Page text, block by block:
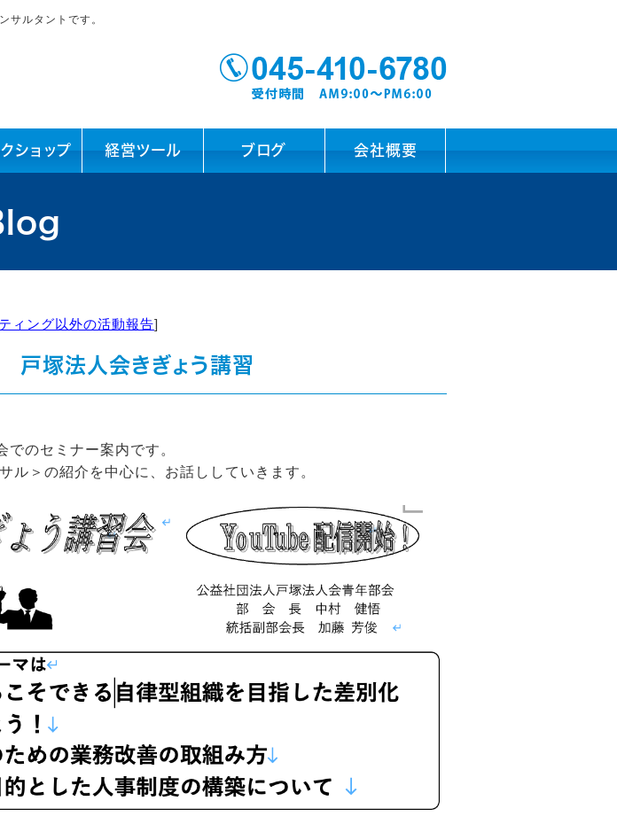
サルタントです。
ショップ 経営ツール ブログ 会社概要
ィング以外の活動報告]
戸塚法人会きぎょう講習
のセミナー案内です。
ル＞の紹介を中心に、お話ししていきます。